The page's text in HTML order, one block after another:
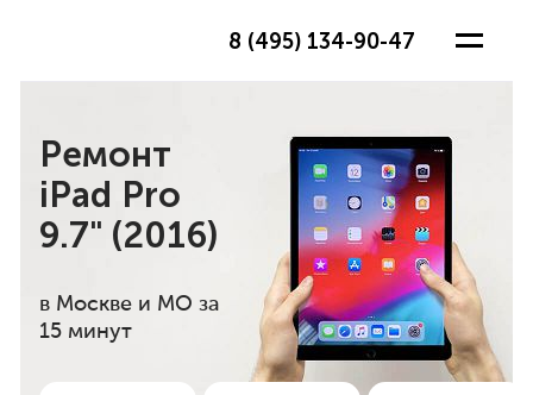
8 (495) 134-90-47
Ремонт
iPad Pro
9.7" (2016)
в Москве и МО за
15 минут